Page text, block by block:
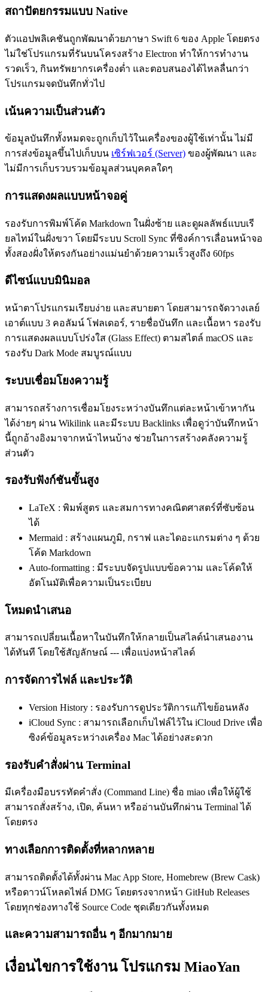
สถาปัตยกรรมแบบ Native
ตัวแอปพลิเคชันถูกพัฒนาด้วยภาษา Swift 6 ของ Apple โดยตรง
ไม่ใช่โปรแกรมที่รันบนโครงสร้าง Electron ทำให้การทำงาน
รวดเร็ว, กินทรัพยากรเครื่องต่ำ และตอบสนองได้ไหลลื่นกว่า
โปรแกรมจดบันทึกทั่วไป
เน้นความเป็นส่วนตัว
ข้อมูลบันทึกทั้งหมดจะถูกเก็บไว้ในเครื่องของผู้ใช้เท่านั้น ไม่มี
การส่งข้อมูลขึ้นไปเก็บบน เซิร์ฟเวอร์ (Server) ของผู้พัฒนา และ
ไม่มีการเก็บรวบรวมข้อมูลส่วนบุคคลใดๆ
การแสดงผลแบบหน้าจอคู่
รองรับการพิมพ์โค้ด Markdown ในฝั่งซ้าย และดูผลลัพธ์แบบเรี
ยลไทม์ในฝั่งขวา โดยมีระบบ Scroll Sync ที่ซิงค์การเลื่อนหน้าจอ
ทั้งสองฝั่งให้ตรงกันอย่างแม่นยำด้วยความเร็วสูงถึง 60fps
ดีไซน์แบบมินิมอล
หน้าตาโปรแกรมเรียบง่าย และสบายตา โดยสามารถจัดวางเลย์
เอาต์แบบ 3 คอลัมน์ โฟลเดอร์, รายชื่อบันทึก และเนื้อหา รองรับ
การแสดงผลแบบโปร่งใส (Glass Effect) ตามสไตล์ macOS และ
รองรับ Dark Mode สมบูรณ์แบบ
ระบบเชื่อมโยงความรู้
สามารถสร้างการเชื่อมโยงระหว่างบันทึกแต่ละหน้าเข้าหากัน
ได้ง่ายๆ ผ่าน Wikilink และมีระบบ Backlinks เพื่อดูว่าบันทึกหน้า
นี้ถูกอ้างอิงมาจากหน้าไหนบ้าง ช่วยในการสร้างคลังความรู้
ส่วนตัว
รองรับฟังก์ชันขั้นสูง
LaTeX : พิมพ์สูตร และสมการทางคณิตศาสตร์ที่ซับซ้อน
ได้
Mermaid : สร้างแผนภูมิ, กราฟ และไดอะแกรมต่าง ๆ ด้วย
โค้ด Markdown
Auto-formatting : มีระบบจัดรูปแบบข้อความ และโค้ดให้
อัตโนมัติเพื่อความเป็นระเบียบ
โหมดนำเสนอ
สามารถเปลี่ยนเนื้อหาในบันทึกให้กลายเป็นสไลด์นำเสนองาน
ได้ทันที โดยใช้สัญลักษณ์ --- เพื่อแบ่งหน้าสไลด์
การจัดการไฟล์ และประวัติ
Version History : รองรับการดูประวัติการแก้ไขย้อนหลัง
iCloud Sync : สามารถเลือกเก็บไฟล์ไว้ใน iCloud Drive เพื่อ
ซิงค์ข้อมูลระหว่างเครื่อง Mac ได้อย่างสะดวก
รองรับคำสั่งผ่าน Terminal
มีเครื่องมือบรรทัดคำสั่ง (Command Line) ชื่อ miao เพื่อให้ผู้ใช้
สามารถสั่งสร้าง, เปิด, ค้นหา หรืออ่านบันทึกผ่าน Terminal ได้
โดยตรง
ทางเลือกการติดตั้งที่หลากหลาย
สามารถติดตั้งได้ทั้งผ่าน Mac App Store, Homebrew (Brew Cask)
หรือดาวน์โหลดไฟล์ DMG โดยตรงจากหน้า GitHub Releases
โดยทุกช่องทางใช้ Source Code ชุดเดียวกันทั้งหมด
และความสามารถอื่น ๆ อีกมากมาย
เงื่อนไขการใช้งาน โปรแกรม MiaoYan